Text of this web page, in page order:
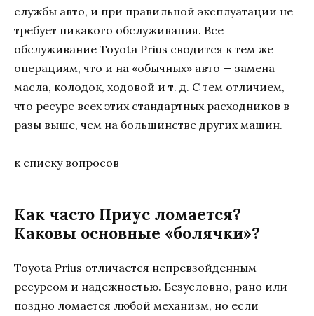
службы авто, и при правильной эксплуатации не
требует никакого обслуживания. Все
обслуживание Toyota Prius сводится к тем же
операциям, что и на «обычных» авто — замена
масла, колодок, ходовой и т. д. С тем отличием,
что ресурс всех этих стандартных расходников в
разы выше, чем на большинстве других машин.
к списку вопросов
Как часто Приус ломается?
Каковы основные «болячки»?
Toyota Prius отличается непревзойденным
ресурсом и надежностью. Безусловно, рано или
поздно ломается любой механизм, но если